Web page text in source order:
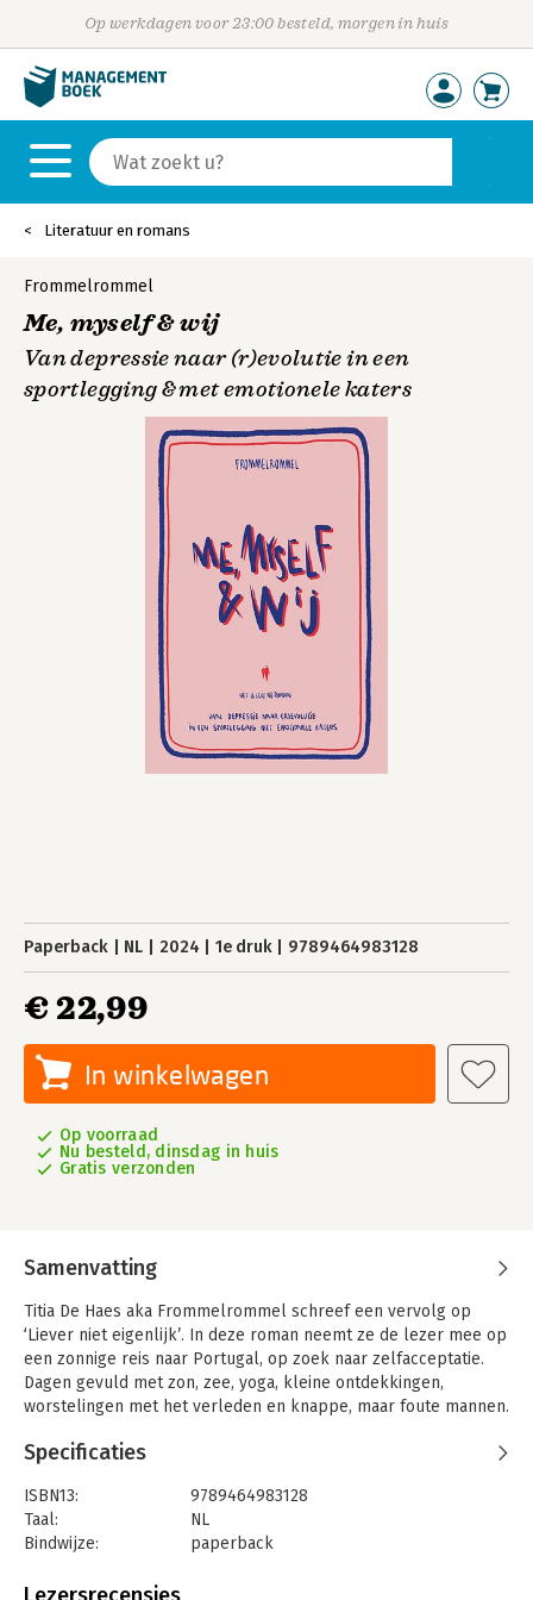
Op werkdagen voor 23:00 besteld, morgen in huis
Literatuur en romans
Frommelrommel
Me, myself & wij
Van depressie naar (r)evolutie in een
sportlegging & met emotionele katers
Paperback NL 2024 1e druk 9789464983128
€ 22,99
In winkelwagen
Op voorraad
Nu besteld, dinsdag in huis
Gratis verzonden
Samenvatting
Titia De Haes aka Frommelrommel schreef een vervolg op
‘Liever niet eigenlijk’. In deze roman neemt ze de lezer mee op
een zonnige reis naar Portugal, op zoek naar zelfacceptatie.
Dagen gevuld met zon, zee, yoga, kleine ontdekkingen,
worstelingen met het verleden en knappe, maar foute mannen.
chaotisch bestaan?
Op de yoga-retreat in Ericeira ontmoet ze een bende gekke
vrouwen, de Sisterhood of the Traveling Yogapants, en Rosie.
Ze heeft gestoord lange, bruine benen, de perfecte beach
eens diepgang ook! De perfecte vrouw. Irritant, dus. Of zouden
Specificaties
ISBN13:
9789464983128
Taal:
NL
Bindwijze:
paperback
Uitgever: